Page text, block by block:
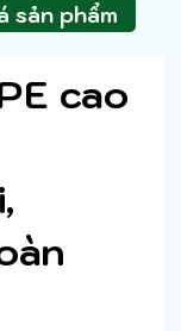
sản phẩm
cao